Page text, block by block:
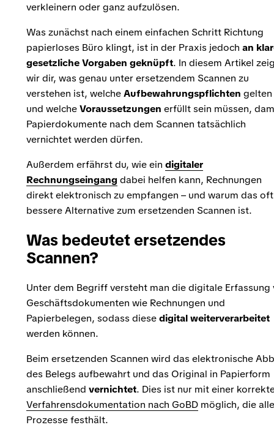
verkleinern oder ganz aufzulösen.
Was zunächst nach einem einfachen Schritt Richtung
papierloses Büro klingt, ist in der Praxis jedoch an
gesetzliche Vorgaben geknüpft. In diesem Artikel
wir dir, was genau unter ersetzendem Scannen zu
verstehen ist, welcheAufbewahrungspflichten gelten
und welcheVoraussetzungen erfüllt sein müssen,
Papierdokumente nach dem Scannen tatsächlich
vernichtet werden dürfen.
Außerdem erfährst du, wie ein digitaler
Rechnungseingang dabei helfen kann, Rechnungen
direkt elektronisch zu empfangen – und warum das
bessere Alternative zum ersetzenden Scannen ist.
Was bedeutet ersetzendes
Scannen?
Unter dem Begriff versteht man die digitale Erfassung
Geschäftsdokumenten wie Rechnungen und
Papierbelegen, sodass diesedigital weiterverarbeitet
werden können.
Beim ersetzenden Scannen wird das elektronische
des Belegs aufbewahrt und das Original in Papierform
anschließend vernichtet. Dies ist nur mit einer
Verfahrensdokumentation nach GoBD möglich, die alle
Prozesse festhält.